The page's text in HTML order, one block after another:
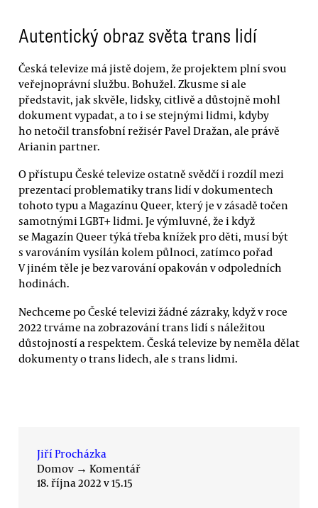
Autentický obraz světa trans lidí
Česká televize má jistě dojem, že projektem plní svou
veřejnoprávní službu. Bohužel. Zkusme si ale
představit, jak skvěle, lidsky, citlivě a důstojně mohl
dokument vypadat, a to i se stejnými lidmi, kdyby
ho netočil transfobní režisér Pavel Dražan, ale právě
Arianin partner.
O přístupu České televize ostatně svědčí i rozdíl mezi
prezentací problematiky trans lidí v dokumentech
tohoto typu a Magazínu Queer, který je v zásadě točen
samotnými LGBT+ lidmi. Je výmluvné, že i když
se Magazín Queer týká třeba knížek pro děti, musí být
s varováním vysílán kolem půlnoci, zatímco pořad
V jiném těle je bez varování opakován v odpoledních
hodinách.
Nechceme po České televizi žádné zázraky, když v roce
2022 trváme na zobrazování trans lidí s náležitou
důstojností a respektem. Česká televize by neměla dělat
dokumenty o trans lidech, ale s trans lidmi.
Jiří Procházka
Domov → Komentář
18. října 2022 v 15.15